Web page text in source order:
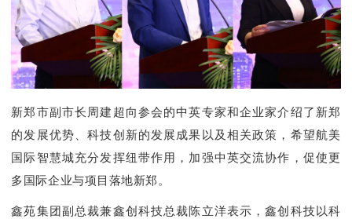
新郑市副市长周建超向参会的中英专家和企业家介绍了新郑
的发展优势、科技创新的发展成果以及相关政策，希望航美
国际智慧城充分发挥纽带作用，加强中英交流协作，促使更
多国际企业与项目落地新郑。
鑫苑集团副总裁兼鑫创科技总裁陈立洋表示，鑫创科技以科